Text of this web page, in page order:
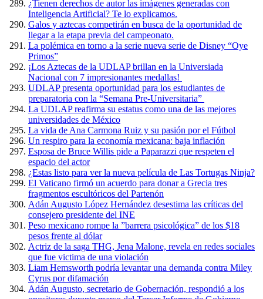
¿Tienen derechos de autor las imágenes generadas con
Inteligencia Artificial? Te lo explicamos.
Galos y aztecas competirán en busca de la oportunidad de
llegar a la etapa previa del campeonato.
La polémica en torno a la serie nueva serie de Disney “Oye
Primos”
¡Los Aztecas de la UDLAP brillan en la Universiada
Nacional con 7 impresionantes medallas!
UDLAP presenta oportunidad para los estudiantes de
preparatoria con la “Semana Pre-Universitaria”
La UDLAP reafirma su estatus como una de las mejores
universidades de México
La vida de Ana Carmona Ruiz y su pasión por el Fútbol
Un respiro para la economía mexicana: baja inflación
Esposa de Bruce Willis pide a Paparazzi que respeten el
espacio del actor
¿Estas listo para ver la nueva película de Las Tortugas Ninja?
El Vaticano firmó un acuerdo para donar a Grecia tres
fragmentos escultóricos del Partenón
Adán Augusto López Hernández desestima las críticas del
consejero presidente del INE
Peso mexicano rompe la ”barrera psicológica” de los $18
pesos frente al dólar
Actriz de la saga THG, Jena Malone, revela en redes sociales
que fue victima de una violación
Liam Hemsworth podría levantar una demanda contra Miley
Cyrus por difamación
Adán Augusto, secretario de Gobernación, respondió a los